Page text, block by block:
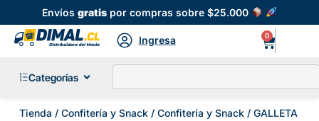
Envíosgratis por compras sobre $25.000
Ingresa 0
Categorías
Tienda / Confitería y Snack/ Confitería y Snack/ GALLETA